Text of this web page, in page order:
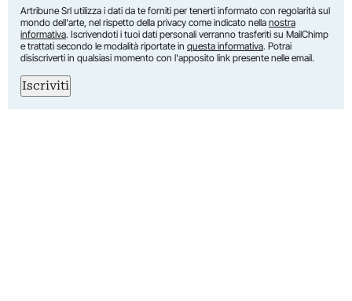
Artribune Srl utilizza i dati da te forniti per tenerti informato con regolarità sul
mondo dell'arte, nel rispetto della privacy come indicato nella nostra
informativa. Iscrivendoti i tuoi dati personali verranno trasferiti su MailChimp
e trattati secondo le modalità riportate in questa informativa. Potrai
disiscriverti in qualsiasi momento con l'apposito link presente nelle email.
Iscriviti